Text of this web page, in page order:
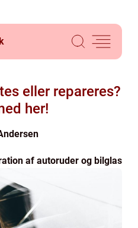
eller repareres?
her!
af autoruder og bilglas